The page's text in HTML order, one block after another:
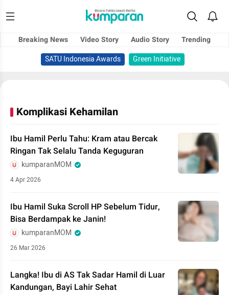
Breaking News Video Story Audio Story
Trending
SATU Indonesia Awards
Green Initiative
Komplikasi Kehamilan
Ibu Hamil Perlu Tahu: Kram atau Bercak
Ringan Tak Selalu Tanda Keguguran
kumparanMOM
4 Apr 2026
Ibu Hamil Suka Scroll HP Sebelum Tidur,
Bisa Berdampak ke Janin!
kumparanMOM
26 Mar 2026
Langka! Ibu di AS Tak Sadar Hamil di Luar
Kandungan, Bayi Lahir Sehat